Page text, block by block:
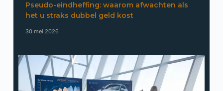
Pseudo-eindheffing: waarom afwachten als
het u straks dubbel geld kost
30 mei 2026